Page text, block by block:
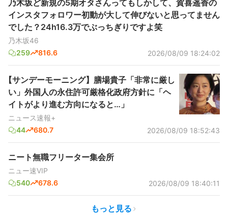
乃木坂ど新規の5期オタさんってもしかして、賀喜遥香の
インスタフォロワー初動が大して伸びないと思ってません
でした？24h16.3万でぶっちぎりですよ笑
乃木坂46
259
816.6 2026/08/09 18:24:02
【サンデーモーニング】膳場貴子「非常に厳し
い」外国人の永住許可厳格化政府方針に「ヘ
イトがより進む方向になると…」
ニュース速報+
44
680.7 2026/08/09 18:52:43
ニート無職フリーター集会所
ニュー速VIP
540
678.6 2026/08/09 18:40:11
もっと見る